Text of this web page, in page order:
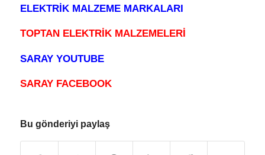
ELEKTRİK MALZEME MARKALARI
TOPTAN ELEKTRİK MALZEMELERİ
SARAY YOUTUBE
SARAY FACEBOOK
Bu gönderiyi paylaş